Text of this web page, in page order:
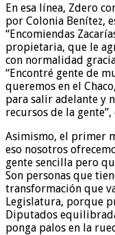
En esa línea, Zdero
por Colonia Benítez,
“Encomiendas
propietaria, que le
con normalidad
“Encontré gente de
queremos en el
para salir adelante y
recursos de la gente”,
Asimismo, el primer
eso nosotros
gente sencilla pero
Son personas que
transformación que
Legislatura, porque
Diputados
ponga palos en la